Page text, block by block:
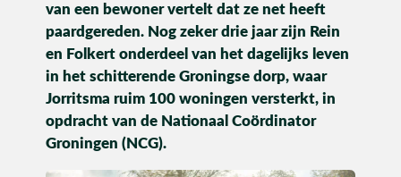
Wonen
Utiliteit
Industrie
van een bewoner vertelt dat ze net heeft
paardgereden. Nog zeker drie jaar zijn Rein
en Folkert onderdeel van het dagelijks leven
in het schitterende Groningse dorp, waar
Jorritsma ruim 100 woningen versterkt, in
opdracht van de Nationaal Coördinator
Groningen (NCG).